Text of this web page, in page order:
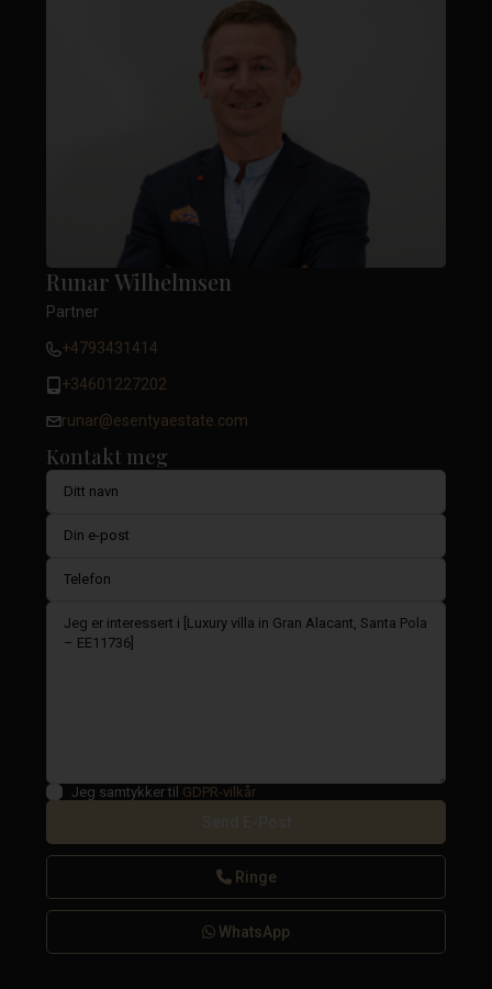
Runar Wilhelmsen
Partner
+4793431414
+34601227202
runar@esentyaestate.com
Kontakt meg
Jeg samtykker til GDPR-vilkår
Ringe
WhatsApp